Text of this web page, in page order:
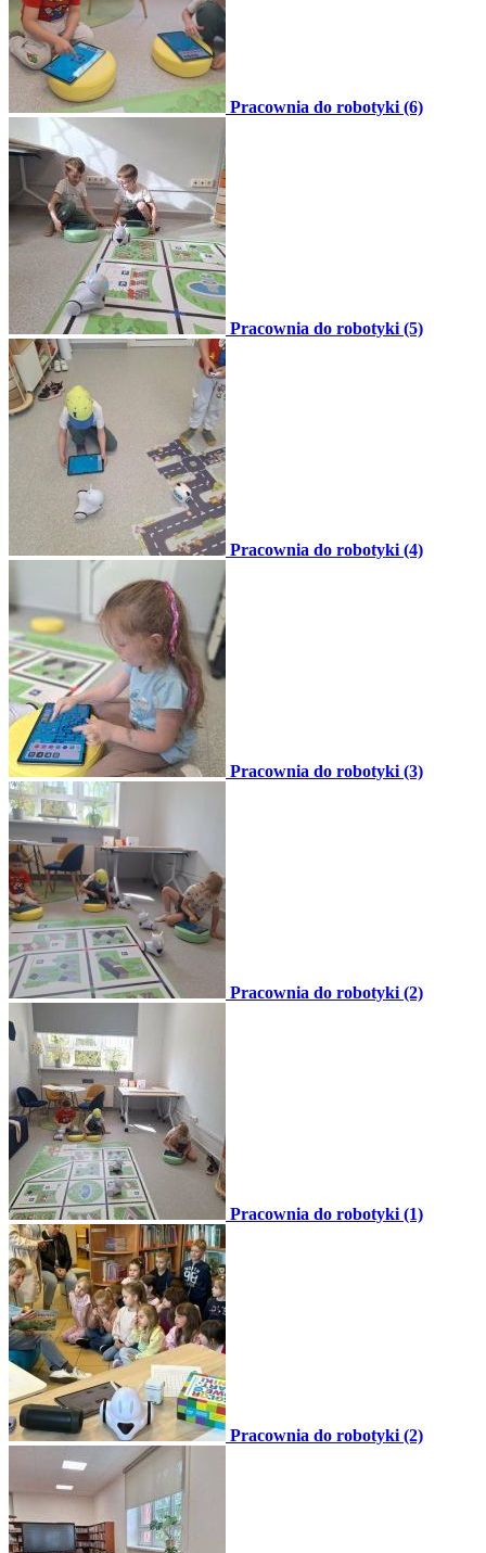
Pracownia do robotyki (6)
Pracownia do robotyki (5)
Pracownia do robotyki (4)
Pracownia do robotyki (3)
Pracownia do robotyki (2)
Pracownia do robotyki (1)
Pracownia do robotyki (2)